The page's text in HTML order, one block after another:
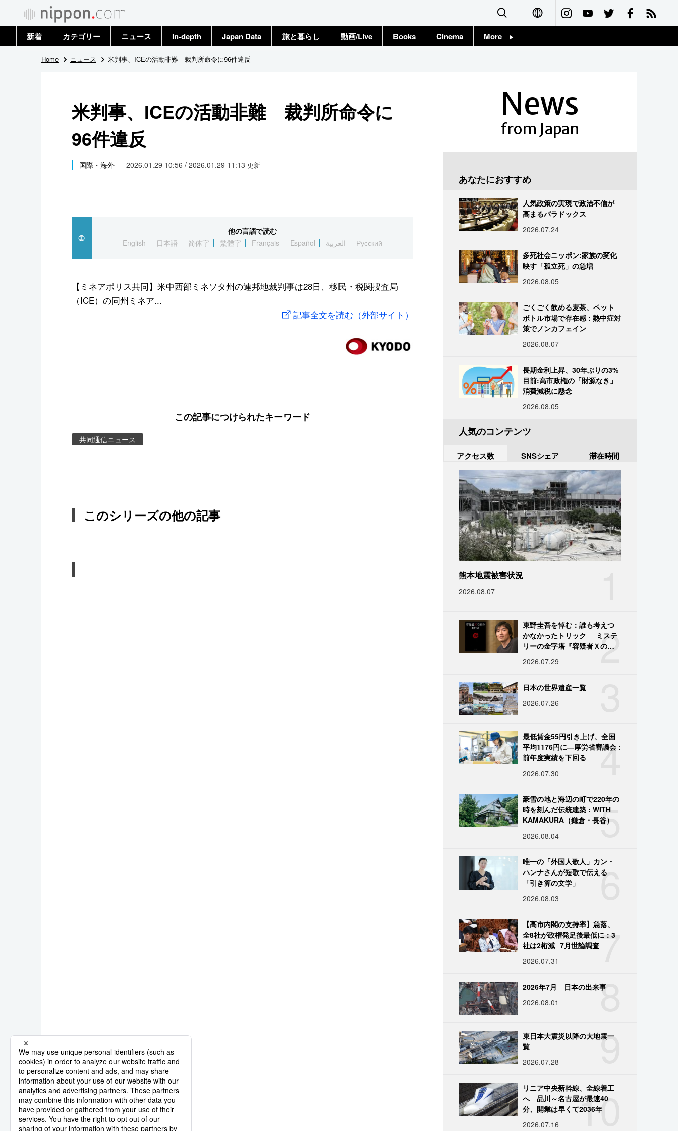
Français
新着 カテゴリー
政治・外交
国際
社会
文化
スポーツ・東京2020
ニュース
トップ
In-depth Japan Data 旅と暮らし 動画/Live Books Cinema More
Home ニュース 米判事、ICEの活動非難 裁判所命令に96件違反
米判事、ICEの活動非難 裁判所命令に
96件違反
国際・海外 2026.01.29 10:56 / 2026.01.29 11:13 更新
他の言語で読む
English
日本語 简体字 繁體字 Français Español العربية Русский
【ミネアポリス共同】米中西部ミネソタ州の連邦地裁判事は28日、移民・税関捜査局
（ICE）の同州ミネア...
記事全文を読む（外部サイト）
この記事につけられたキーワード
共同通信ニュース
このシリーズの他の記事
News
from Japan
あなたにおすすめ
人気政策の実現で政治不信が
高まるパラドックス
2026.07.24
多死社会ニッポン:家族の変化
映す「孤立死」の急増
2026.08.05
ごくごく飲める麦茶、ペット
ボトル市場で存在感 : 熱中症対
策でノンカフェイン
2026.08.07
長期金利上昇、30年ぶりの3%
目前:高市政権の「財源なき」
消費減税に懸念
2026.08.05
人気のコンテンツ
アクセス数 SNSシェア 滞在時間
熊本地震被害状況
2026.08.07
2
東野圭吾を悼む：誰も考えつ
かなかったトリック──ミステ
リーの金字塔『容疑者Ｘの献
2026.07.29
日本の世界遺産一覧
2026.07.26
4
最低賃金55円引き上げ、全国
平均1176円に―厚労省審議会 :
前年度実績を下回る
2026.07.30
5
豪雪の地と海辺の町で220年の
時を刻んだ伝統建築 : WITH
KAMAKURA（鎌倉・長谷）
2026.08.04
6
唯一の「外国人歌人」カン・
ハンナさんが短歌で伝える
「引き算の文学」
2026.08.03
7
【高市内閣の支持率】急落、
全8社が政権発足後最低に：3
社は2桁減─7月世論調査
2026.07.31
8
2026年7月 日本の出来事
2026.08.01
9
東日本大震災以降の大地震一
覧
2026.07.28
10
リニア中央新幹線、全線着工
へ 品川～名古屋が最速40
分、開業は早くて2036年
2026.07.16